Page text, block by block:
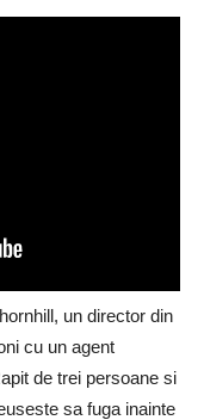
un director din
cu un agent
de trei persoane si
sa fuga inainte